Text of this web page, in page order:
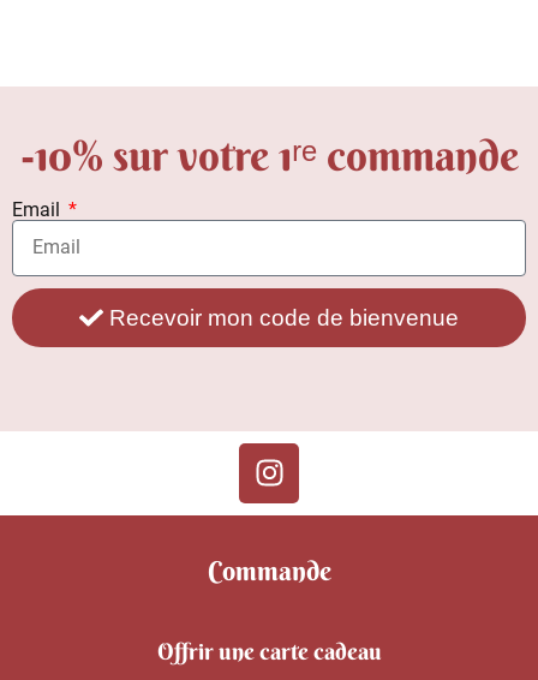
-10% sur votre 1ʳᵉ commande
Email
Recevoir mon code de bienvenue
Commande
Offrir une carte cadeau